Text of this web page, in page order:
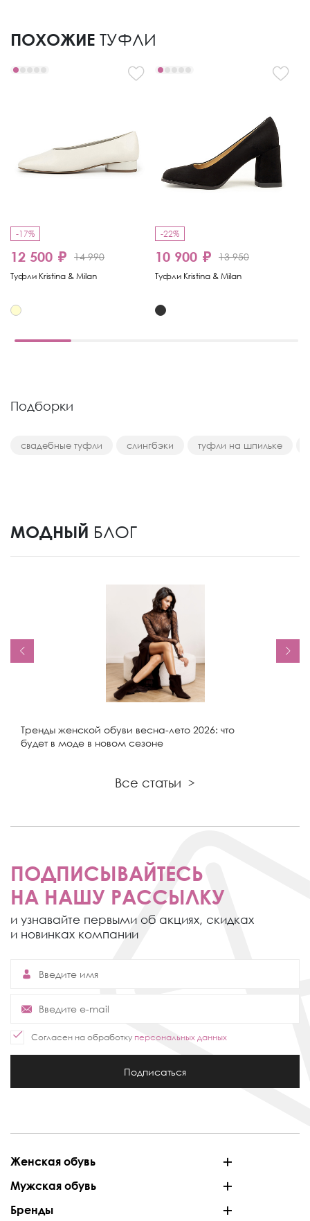
ПОХОЖИЕ ТУФЛИ
-17%
12 500 ₽ 14 990
Туфли Kristina & Milan
-22%
10 900 ₽ 13 950
Туфли Kristina & Milan
Подборки
свадебные туфли слингбэки туфли на шпильке
МОДНЫЙ БЛОГ
Тренды женской обуви весна-лето 2026: что
будет в моде в новом сезоне
Все статьи >
ПОДПИСЫВАЙТЕСЬ
НА НАШУ РАССЫЛКУ
и узнавайте первыми об акциях, скидках
и новинках компании
Согласен на обработку персональных данных
Подписаться
Женская обувь
Мужская обувь
Бренды